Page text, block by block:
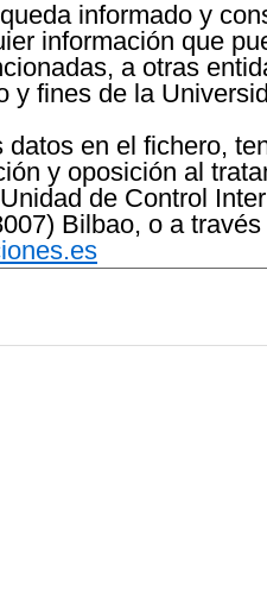
informado y
información que
a otras
y fines de la
en el fichero,
y oposición al
de Control
Bilbao, o a